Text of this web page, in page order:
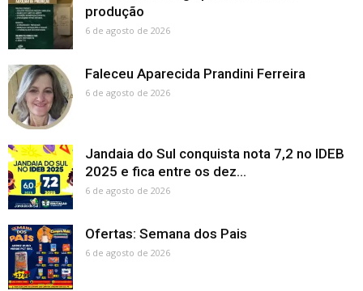
produção
6 de agosto de 2026
Faleceu Aparecida Prandini Ferreira
6 de agosto de 2026
Jandaia do Sul conquista nota 7,2 no IDEB
2025 e fica entre os dez...
6 de agosto de 2026
Ofertas: Semana dos Pais
6 de agosto de 2026